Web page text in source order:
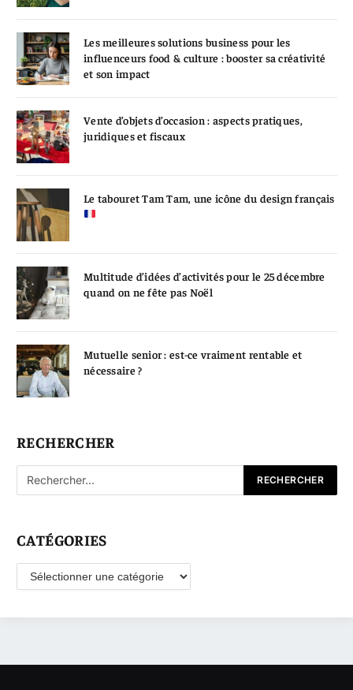
Les meilleures solutions business pour les
influenceurs food & culture : booster sa créativité
et son impact
Vente d’objets d’occasion : aspects pratiques,
juridiques et fiscaux
Le tabouret Tam Tam, une icône du design français
Multitude d’idées d’activités pour le 25 décembre
quand on ne fête pas Noël
Mutuelle senior : est-ce vraiment rentable et
nécessaire ?
RECHERCHER
CATÉGORIES
Catégories